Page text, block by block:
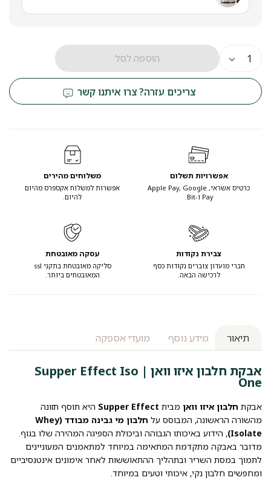
הוספה לסל
צריכים עזרה? צרו איתנו קשר
תיאור מידע נוסף מועדי אספקה
אבקת חלבון איזו וואן | Supper Effect Iso
One
אבקת חלבון איזו וואן מבית Supper Effect היא תוסף תזונה
מהשורה הראשונה, המבוסס על
חלבון מי גבינה מבודד (Whey
Isolate) , הידוע באיכותו הגבוהה וביכולת הספיגה המהירה שלו בגוף.
מדובר באבקה מתקדמת המתאימה במיוחד למתאמנים המעוניינים
לתמוך במסת השריר ובתהליך ההתאוששות לאחר אימונים אינטנסיביים
ומחפשים חלבון נקי, איכותי וטעים במיוחד.
אפשרויות תשלום
כרטיס אשראי, Apple Pay, Google
Pay ו-Bit.
משלוחים מהירים
אפשרות למשלוח אקספרס מהיום
להיום.
צבירת נקודות
חברי מועדון צוברים נקודות כסף
לרכישה הבאה.
עסקה מאובטחת
סליקה מאובטחת בתקני ssl
המאובטחים ביותר.